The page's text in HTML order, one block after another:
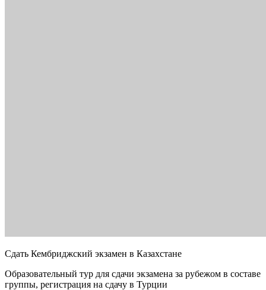
Сдать Кембриджский экзамен в Казахстане
Образовательный тур для сдачи экзамена за рубежом в составе
группы, регистрация на сдачу в Турции